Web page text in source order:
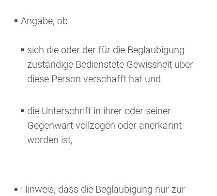
Angabe, ob
sich die oder der für die Beglaubigung
zuständige Bedienstete Gewissheit über
diese Person verschafft hat und
die Unterschrift in ihrer oder seiner
Gegenwart vollzogen oder anerkannt
worden ist,
Hinweis, dass die Beglaubigung nur zur